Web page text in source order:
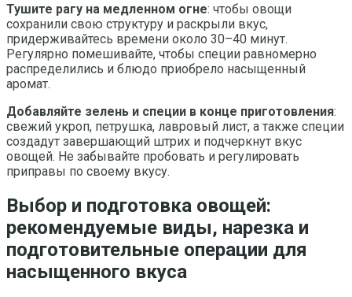
Тушите рагу на медленном огне: чтобы овощи
сохранили свою структуру и раскрыли вкус,
придерживайтесь времени около 30–40 минут.
Регулярно помешивайте, чтобы специи равномерно
распределились и блюдо приобрело насыщенный
аромат.
Добавляйте зелень и специи в конце приготовления:
свежий укроп, петрушка, лавровый лист, а также специи
создадут завершающий штрих и подчеркнут вкус
овощей. Не забывайте пробовать и регулировать
приправы по своему вкусу.
Выбор и подготовка овощей:
рекомендуемые виды, нарезка и
подготовительные операции для
насыщенного вкуса